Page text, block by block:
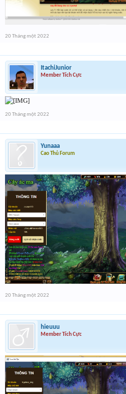
20 Tháng một 2022
ItachiJunior
Member Tích Cực
20 Tháng một 2022
Yunaaa
Cao Thủ Forum
20 Tháng một 2022
hieuuu
Member Tích Cực